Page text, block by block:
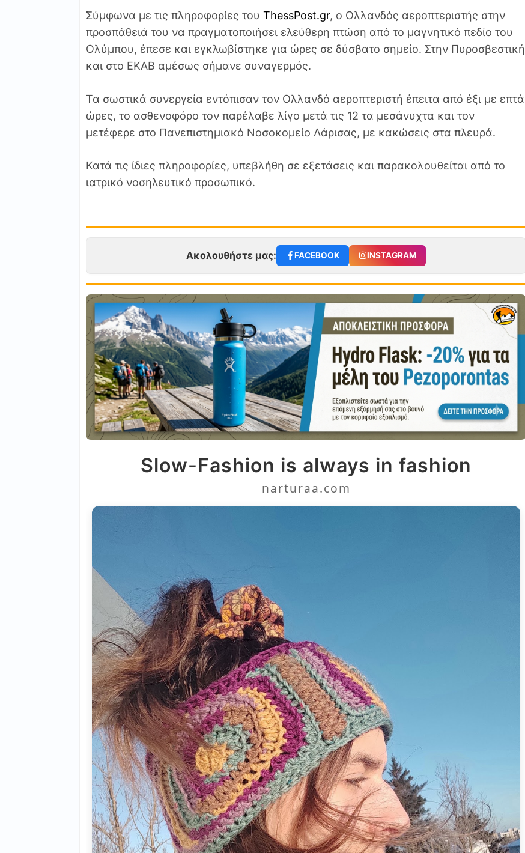
Σύμφωνα με τις πληροφορίες του ThessPost.gr, ο Ολλανδός αεροπτεριστής στην
προσπάθειά του να πραγματοποιήσει ελεύθερη πτώση από το μαγνητικό πεδίο του
Ολύμπου, έπεσε και εγκλωβίστηκε για ώρες σε δύσβατο σημείο. Στην Πυροσβεστική
και στο ΕΚΑΒ αμέσως σήμανε συναγερμός.
Τα σωστικά συνεργεία εντόπισαν τον Ολλανδό αεροπτεριστή έπειτα από έξι με επτά
ώρες, το ασθενοφόρο τον παρέλαβε λίγο μετά τις 12 τα μεσάνυχτα και τον
μετέφερε στο Πανεπιστημιακό Νοσοκομείο Λάρισας, με κακώσεις στα πλευρά.
Κατά τις ίδιες πληροφορίες, υπεβλήθη σε εξετάσεις και παρακολουθείται από το
ιατρικό νοσηλευτικό προσωπικό.
Ακολουθήστε μας: FACEBOOK INSTAGRAM
Slow-Fashion is always in fashion
narturaa.com